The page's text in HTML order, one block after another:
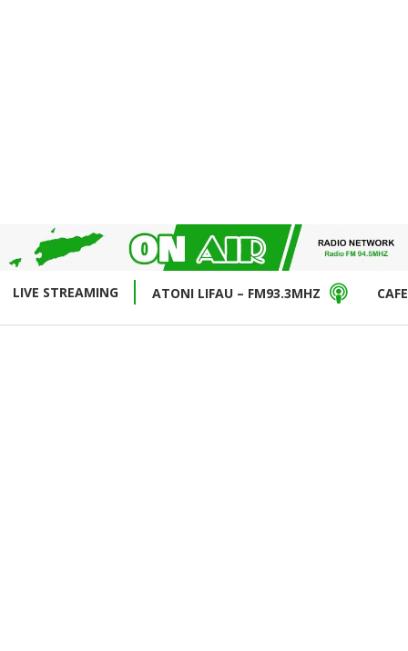
LIVE STREAMING ATONI LIFAU – FM93.3MHZ